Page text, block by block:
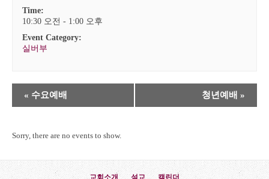
Time:
10:30 오전 - 1:00 오후
Event Category:
실버부
Event
Navigation
« 수요예배 청년예배 »
Sorry, there are no events to show.
교회소개 설교 캘린더